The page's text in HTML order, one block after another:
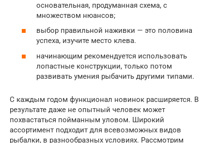
основательная, продуманная схема, с
множеством нюансов;
выбор правильной наживки — это половина
успеха, изучите место клева.
начинающим рекомендуется использовать
лопастные конструкции, только потом
развивать умения рыбачить другими типами.
С каждым годом функционал новинок расширяется. В
результате даже не опытный человек может
похвастаться пойманным уловом. Широкий
ассортимент подходит для всевозможных видов
рыбалки, в разнообразных условиях. Рассмотрим